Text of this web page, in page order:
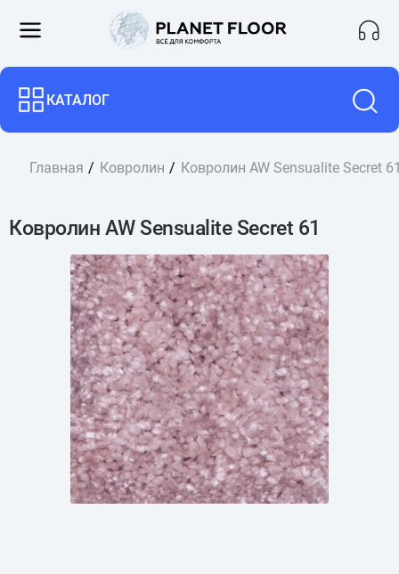
КАТАЛОГ
Главная Ковролин Ковролин AW Sensualite Secret
Ковролин AW Sensualite Secret 61